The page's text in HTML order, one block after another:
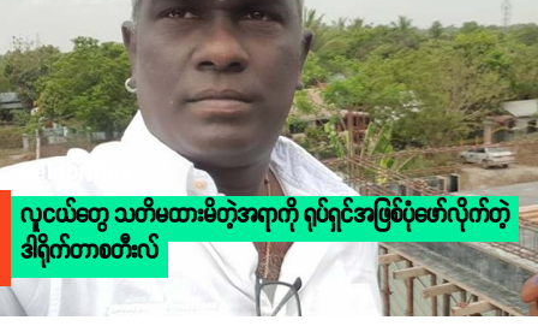
Celebrities
လူငယ်တွေ သတိမထားမိတဲ့အရာကို ရုပ်ရှင်အဖြစ်ပုံဖော်လိုက်တဲ့
ဒါရိုက်တာစတီးလ်